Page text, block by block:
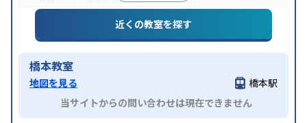
近くの教室を探す
橋本教室
地図を見る
橋本駅
当サイトからの問い合わせは現在できません